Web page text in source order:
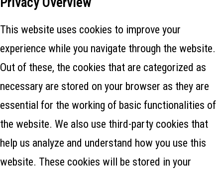
This website uses cookies to improve your
experience while you navigate through the website.
Out of these, the cookies that are categorized as
necessary are stored on your browser as they are
essential for the working of basic functionalities of
the website. We also use third-party cookies that
help us analyze and understand how you use this
website. These cookies will be stored in your